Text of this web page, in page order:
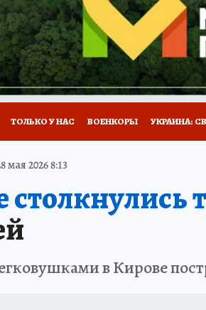
ТЕСТЫ НОВОЕ НА САЙТЕ
ТОЛЬКО У НАС ВОЕНКОРЫ УКРАИНА:
ИСПЫТАНО НА СЕБЕ
мая 2026 8:13
в Кирове